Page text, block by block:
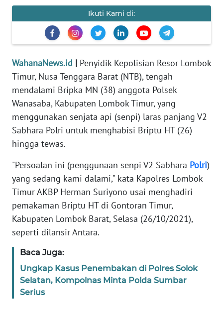
Ikuti Kami di:
WahanaNews.id | Penyidik Kepolisian Resor Lombok
Timur, Nusa Tenggara Barat (NTB), tengah
mendalami Bripka MN (38) anggota Polsek
Wanasaba, Kabupaten Lombok Timur, yang
menggunakan senjata api (senpi) laras panjang V2
Sabhara Polri untuk menghabisi Briptu HT (26)
hingga tewas.
"Persoalan ini (penggunaan senpi V2 Sabhara Polri)
yang sedang kami dalami," kata Kapolres Lombok
Timur AKBP Herman Suriyono usai menghadiri
pemakaman Briptu HT di Gontoran Timur,
Kabupaten Lombok Barat, Selasa (26/10/2021),
seperti dilansir Antara.
Baca Juga:
Ungkap Kasus Penembakan di Polres Solok
Selatan, Kompolnas Minta Polda Sumbar
Serius
INFO
PEDOMAN
MEDIA
SIBER
REDAKSI
DISCLAIMER
Wahana
News
Regional
WN
WN
JAKARTA